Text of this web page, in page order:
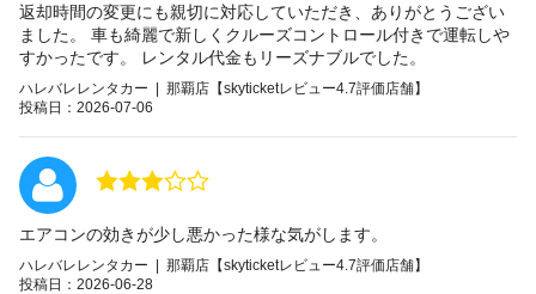
返却時間の変更にも親切に対応していただき、ありがとうござい
ました。 車も綺麗で新しくクルーズコントロール付きで運転しや
すかったです。 レンタル代金もリーズナブルでした。
ハレバレレンタカー | 那覇店【skyticketレビュー4.7評価店舗】
投稿日：2026-07-06
エアコンの効きが少し悪かった様な気がします。
ハレバレレンタカー | 那覇店【skyticketレビュー4.7評価店舗】
投稿日：2026-06-28